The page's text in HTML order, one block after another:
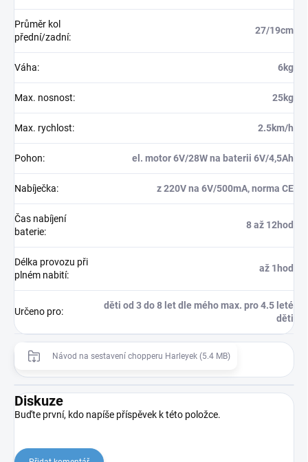
Průměr kol
přední/zadní:
27/19cm
Váha: 6kg
Max. nosnost: 25kg
Max. rychlost: 2.5km/h
Pohon: el. motor 6V/28W na baterii 6V/4,5Ah
Nabíječka: z 220V na 6V/500mA, norma CE
Čas nabíjení
baterie:
8 až 12hod
Délka provozu při
plném nabití:
až 1hod
Určeno pro:
děti od 3 do 8 let dle mého max. pro 4.5 leté
děti
Návod na sestavení chopperu Harleyek (5.4 MB)
Diskuze
Buďte první, kdo napíše příspěvek k této položce.